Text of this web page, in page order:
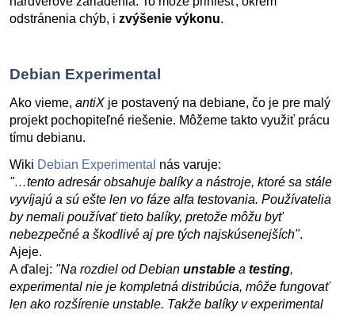
odstránenia chýb, i zvýšenie výkonu.
Debian Experimental
Ako vieme, antiX je postavený na debiane, čo je pre malý
projekt pochopiteľné riešenie. Môžeme takto využiť prácu
tímu debianu.
Wiki Debian Experimental nás varuje:
"…tento adresár obsahuje balíky a nástroje, ktoré sa stále
vyvíjajú a sú ešte len vo fáze alfa testovania. Používatelia
by nemali používať tieto balíky, pretože môžu byť
nebezpečné a škodlivé aj pre tých najskúsenejších".
Ajeje.
A ďalej: "Na rozdiel od Debian unstable a testing,
experimental nie je kompletná distribúcia, môže fungovať
len ako rozšírenie unstable. Takže balíky v experimental